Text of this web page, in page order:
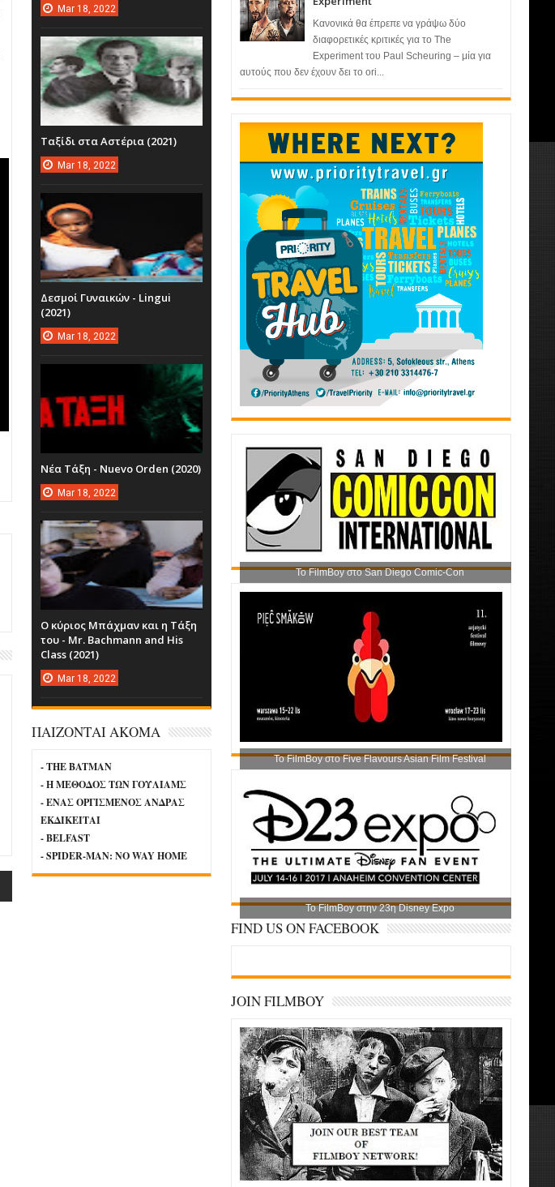
Κανονικά θα έπρεπε να γράψω δύο
διαφορετικές κριτικές για το The
Experiment του Paul Scheuring – μία για
αυτούς που δεν έχουν δει το ori...
Το FilmBoy στο San Diego Comic-Con
Το FilmBoy στο Five Flavours Asian Film Festival
Το FilmBoy στην 23η Disney Expo
FIND US ON FACEBOOK
JOIN FILMBOY
Mar 18, 2022
Ταξίδι στα Αστέρια (2021)
Mar 18, 2022
Δεσμοί Γυναικών - Lingui
(2021)
Mar 18, 2022
Νέα Τάξη - Nuevo Orden (2020)
Mar 18, 2022
Ο κύριος Μπάχμαν και η Τάξη
του - Mr. Bachmann and His
Class (2021)
Mar 18, 2022
ΠΑΙΖΟΝΤΑΙ ΑΚΟΜΑ
- THE BATMAN
- Η ΜΕΘΟΔΟΣ ΤΩΝ ΓΟΥΛΙΑΜΣ
- ΕΝΑΣ ΟΡΓΙΣΜΕΝΟΣ ΑΝΔΡΑΣ
ΕΚΔΙΚΕΙΤΑΙ
- BELFAST
- SPIDER-MAN: NO WAY HOME